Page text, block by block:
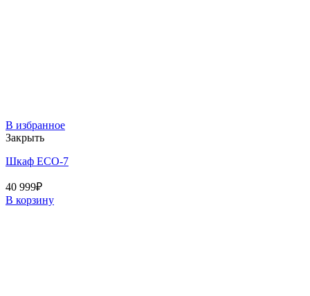
В избранное
Закрыть
Шкаф ECO-7
40 999₽
В корзину